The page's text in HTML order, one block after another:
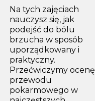
Na tych zajęciach
nauczysz się, jak
podejść do bólu
brzucha w sposób
uporządkowany i
praktyczny.
Przećwiczymy ocenę
przewodu
pokarmowego w